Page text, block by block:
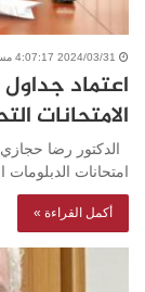
2024/03/31 4:07:17 مساءً
اعتماد جداول
الامتحانات التحريرية ٢٥
الدكتور رضا
امتحانات الدبلومات الفنية ٢٠٢٣ / ٢٠٢٤
أكمل القراءة »